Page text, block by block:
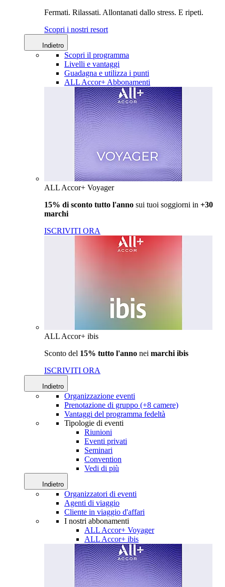
Fermati. Rilassati. Allontanati dallo stress. E ripeti.
Scopri i nostri resort
Indietro
Scopri il programma
Livelli e vantaggi
Guadagna e utilizza i punti
ALL Accor+ Abbonamenti
ALL Accor+ Voyager
15% di sconto tutto l'anno sui tuoi soggiorni in +30
marchi
ISCRIVITI ORA
ALL Accor+ ibis
Sconto del 15% tutto l'anno nei marchi ibis
ISCRIVITI ORA
Indietro
Organizzazione eventi
Prenotazione di gruppo (+8 camere)
Vantaggi del programma fedeltà
Tipologie di eventi
Riunioni
Eventi privati
Seminari
Convention
Vedi di più
Indietro
Organizzatori di eventi
Agenti di viaggio
Cliente in viaggio d'affari
I nostri abbonamenti
ALL Accor+ Voyager
ALL Accor+ ibis